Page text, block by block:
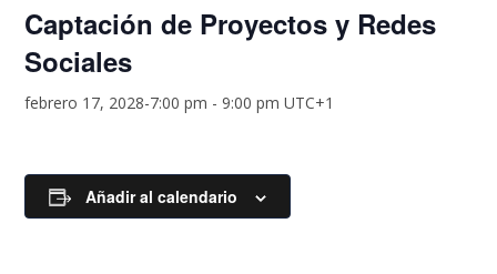
Captación de Proyectos y Redes
Sociales
febrero 17, 2028-7:00 pm -9:00 pm UTC+1
Añadir al calendario